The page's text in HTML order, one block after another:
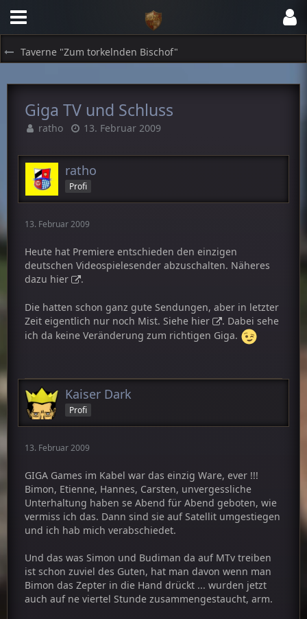
Taverne "Zum torkelnden Bischof"
Giga TV und Schluss
ratho 13. Februar 2009
ratho
Profi
13. Februar 2009
Heute hat Premiere entschieden den einzigen
deutschen Videospielesender abzuschalten. Näheres
dazu hier .
Die hatten schon ganz gute Sendungen, aber in letzter
Zeit eigentlich nur noch Mist. Siehe hier
. Dabei sehe
ich da keine Veränderung zum richtigen Giga.
Kaiser Dark
Profi
13. Februar 2009
GIGA Games im Kabel war das einzig Ware, ever !!!
Bimon, Etienne, Hannes, Carsten, unvergessliche
Unterhaltung haben se Abend für Abend geboten, wie
vermiss ich das. Dann sind sie auf Satellit umgestiegen
und ich hab mich verabschiedet.
Und das was Simon und Budiman da auf MTv treiben
ist schon zuviel des Guten, hat man davon wenn man
Bimon das Zepter in die Hand drückt ... wurden jetzt
auch auf ne viertel Stunde zusammengestaucht, arm.